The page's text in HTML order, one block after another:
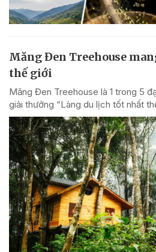
Măng Đen Treehouse
thế giới
Măng Đen Treehouse là 1 trong 5
giải thưởng “Làng du lịch tốt nhất